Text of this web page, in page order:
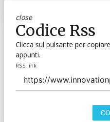
close
Codice Rss
Clicca sul pulsante per
appunti.
RSS link